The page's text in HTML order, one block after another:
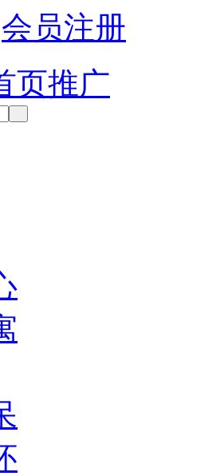
会员注册
页推广